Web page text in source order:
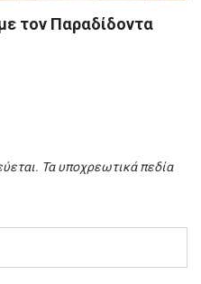
Παραδίδοντα
Τα υποχρεωτικά πεδία